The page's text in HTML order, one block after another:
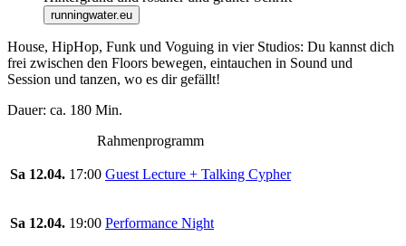
runningwater.eu
House, HipHop, Funk und Voguing in vier Studios: Du kannst dich
frei zwischen den Floors bewegen, eintauchen in Sound und
Session und tanzen, wo es dir gefällt!
Dauer: ca. 180 Min.
Rahmenprogramm
Sa 12.04. 17:00 Guest Lecture + Talking Cypher
Sa 12.04. 19:00 Performance Night